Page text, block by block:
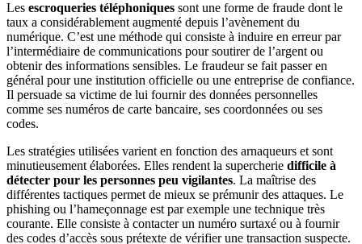
Les escroqueries téléphoniques sont une forme de fraude dont le
taux a considérablement augmenté depuis l’avènement du
numérique. C’est une méthode qui consiste à induire en erreur par
l’intermédiaire de communications pour soutirer de l’argent ou
obtenir des informations sensibles. Le fraudeur se fait passer en
général pour une institution officielle ou une entreprise de confiance.
Il persuade sa victime de lui fournir des données personnelles
comme ses numéros de carte bancaire, ses coordonnées ou ses
codes.
Les stratégies utilisées varient en fonction des arnaqueurs et sont
minutieusement élaborées. Elles rendent la supercherie difficile à
détecter pour les personnes peu vigilantes. La maîtrise des
différentes tactiques permet de mieux se prémunir des attaques. Le
phishing ou l’hameçonnage est par exemple une technique très
courante. Elle consiste à contacter un numéro surtaxé ou à fournir
des codes d’accès sous prétexte de vérifier une transaction suspecte.